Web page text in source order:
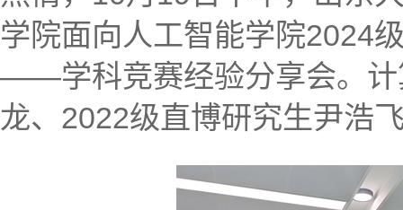
学院面向人工智能学院2024
——学科竞赛经验分享会。计
龙、2022级直博研究生尹浩